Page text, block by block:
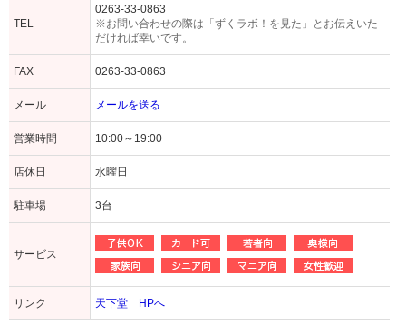
TEL
0263-33-0863
※お問い合わせの際は「ずくラボ！を見た」とお伝えいた
だければ幸いです。
FAX 0263-33-0863
メール メールを送る
営業時間 10:00～19:00
店休日 水曜日
駐車場 3台
サービス
リンク 天下堂 HPへ